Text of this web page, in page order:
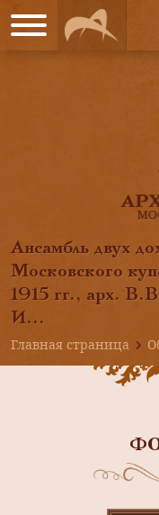
Ансамбль двух
Московского
1915 гг., арх.
И...
Главная страница